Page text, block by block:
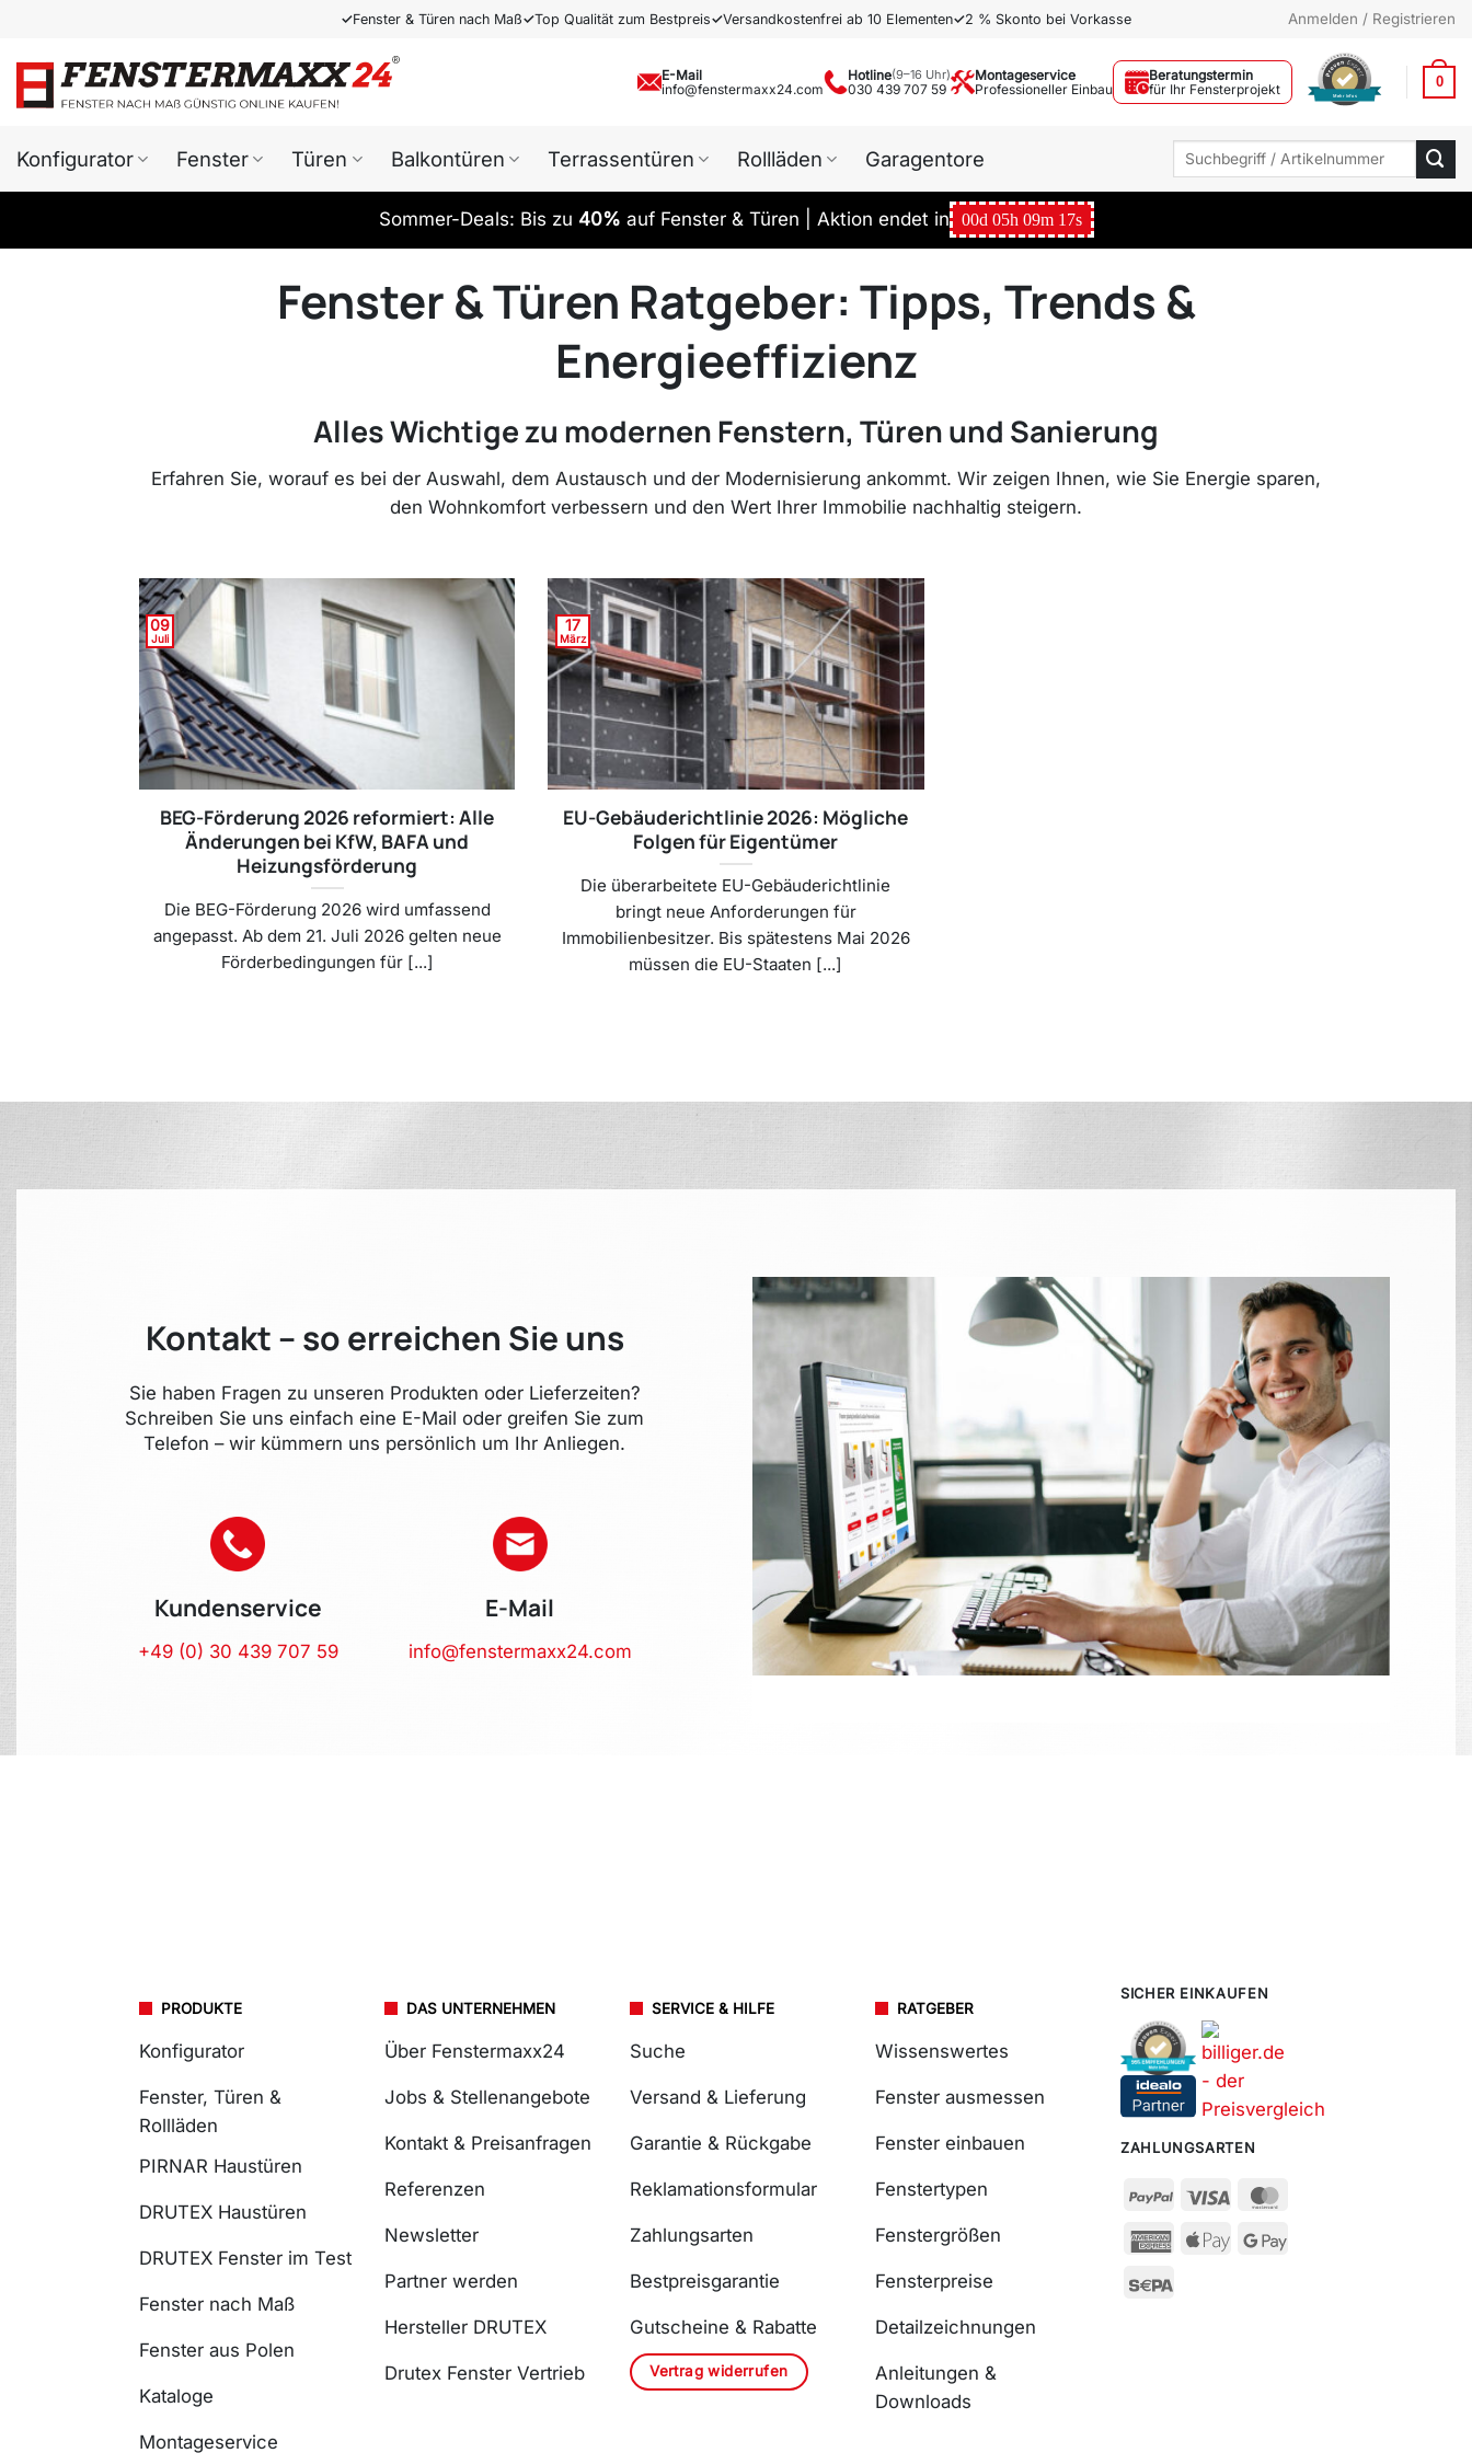
springen
✓Fenster & Türen nach Maß✓Top Qualität zum Bestpreis✓Versandkostenfrei ab 10 Elementen✓2 % Skonto bei Vorkasse Anmelden / Registrieren
E-Mail
info@fenstermaxx24.com
Hotline(9–16 Uhr)
030 439 707 59
Montageservice
Professioneller Einbau
Beratungstermin
für Ihr Fensterprojekt
Mehr Infos
0
Konfigurator Fenster Türen Balkontüren Terrassentüren Rollläden Garagentore
Suchen
Sommer-Deals: Bis zu 40% auf Fenster & Türen | Aktion endet in 00d 05h 09m 16s
Fenster & Türen Ratgeber: Tipps, Trends &
Energieeffizienz
Alles Wichtige zu modernen Fenstern, Türen und Sanierung
Erfahren Sie, worauf es bei der Auswahl, dem Austausch und der Modernisierung ankommt. Wir zeigen Ihnen, wie Sie Energie sparen,
den Wohnkomfort verbessern und den Wert Ihrer Immobilie nachhaltig steigern.
BEG-Förderung 2026 reformiert: Alle
Änderungen bei KfW, BAFA und
Heizungsförderung
Die BEG-Förderung 2026 wird umfassend
angepasst. Ab dem 21. Juli 2026 gelten neue
Förderbedingungen für [...]
09
Juli
EU-Gebäuderichtlinie 2026: Mögliche
Folgen für Eigentümer
Die überarbeitete EU-Gebäuderichtlinie
bringt neue Anforderungen für
Immobilienbesitzer. Bis spätestens Mai 2026
müssen die EU-Staaten [...]
17
März
Kontakt – so erreichen Sie uns
Sie haben Fragen zu unseren Produkten oder Lieferzeiten?
Schreiben Sie uns einfach eine E-Mail oder greifen Sie zum
Telefon – wir kümmern uns persönlich um Ihr Anliegen.
Kundenservice
+49 (0) 30 439 707 59
E-Mail
info@fenstermaxx24.com
PRODUKTE
Konfigurator
Fenster, Türen &
Rollläden
PIRNAR Haustüren
DRUTEX Haustüren
DRUTEX Fenster im Test
Fenster nach Maß
Fenster aus Polen
Kataloge
Montageservice
DAS UNTERNEHMEN
Über Fenstermaxx24
Jobs & Stellenangebote
Kontakt & Preisanfragen
Referenzen
Newsletter
Partner werden
Hersteller DRUTEX
Drutex Fenster Vertrieb
SERVICE & HILFE
Suche
Versand & Lieferung
Garantie & Rückgabe
Reklamationsformular
Zahlungsarten
Bestpreisgarantie
Gutscheine & Rabatte
Vertrag widerrufen
RATGEBER
Wissenswertes
Fenster ausmessen
Fenster einbauen
Fenstertypen
Fenstergrößen
Fensterpreise
Detailzeichnungen
Anleitungen &
Downloads
SICHER EINKAUFEN
ZAHLUNGSARTEN